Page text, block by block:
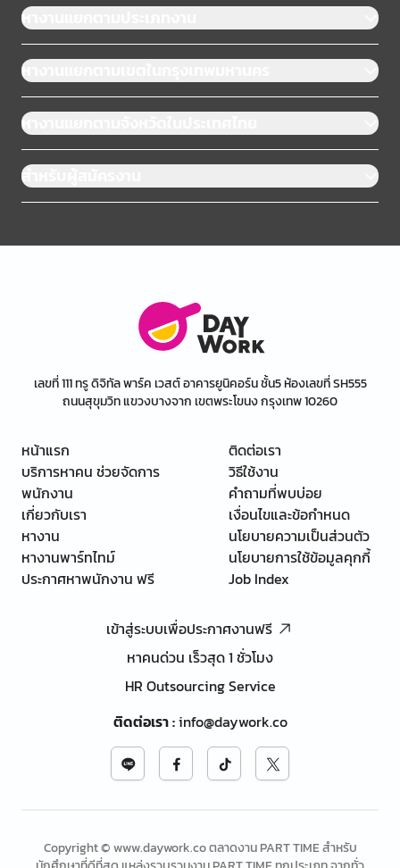
หางานแยกตามประเภทงาน
หางานแยกตามเขตในกรุงเทพมหานคร
หางานแยกตามจังหวัดในประเทศไทย
สำหรับผู้สมัครงาน
เลขที่ 111 ทรู ดิจิทัล พาร์ค เวสต์ อาคารยูนิคอร์น ชั้น5 ห้องเลขที่ SH555
ถนนสุขุมวิท แขวงบางจาก เขตพระโขนง กรุงเทพ 10260
หน้าแรก
บริการหาคน ช่วยจัดการ
พนักงาน
เกี่ยวกับเรา
หางาน
หางานพาร์ทไทม์
ประกาศหาพนักงาน ฟรี
ติดต่อเรา
วิธีใช้งาน
คำถามที่พบบ่อย
เงื่อนไขและข้อกำหนด
นโยบายความเป็นส่วนตัว
นโยบายการใช้ข้อมูลคุกกี้
Job Index
เข้าสู่ระบบเพื่อประกาศงานฟรี
หาคนด่วน เร็วสุด 1 ชั่วโมง
HR Outsourcing Service
ติดต่อเรา:info@daywork.co
Copyright © www.daywork.co ตลาดงาน PART TIME สำหรับ